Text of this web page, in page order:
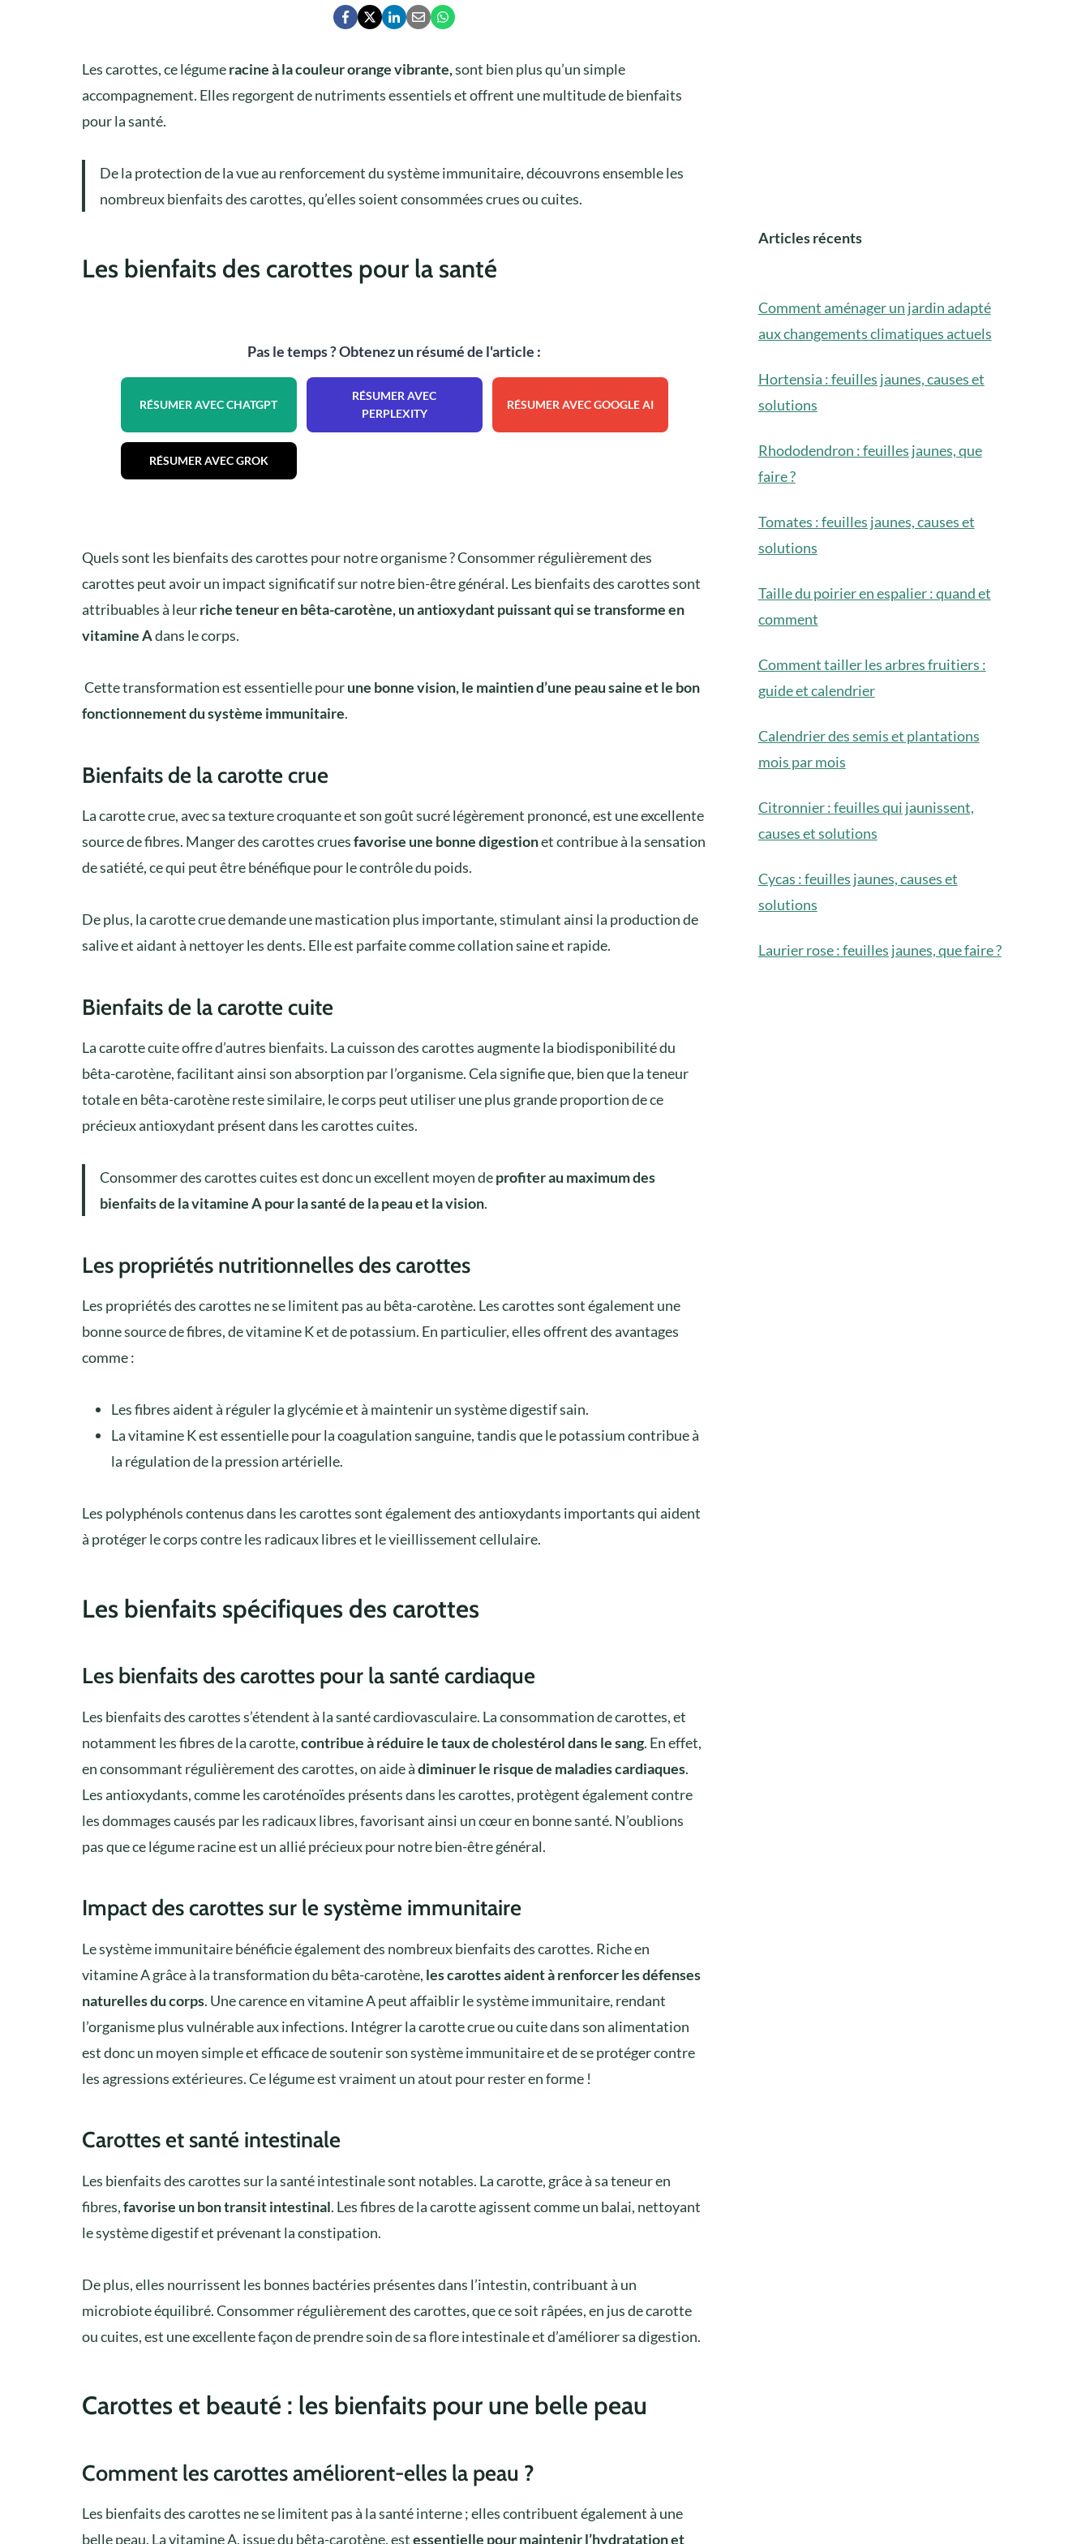
Les carottes, ce légumeracine à la couleur orange vibrante,sont bien plus qu’un simple
accompagnement. Elles regorgent de nutriments essentiels et offrent une multitude de bienfaits
pour la santé.
De la protection de la vue au renforcement du système immunitaire, découvrons ensemble les
nombreux bienfaits des carottes, qu’elles soient consommées crues ou cuites.
Les bienfaits des carottes pour la santé
Pas le temps ? Obtenez un résumé de l'article :
RÉSUMER AVEC CHATGPT
RÉSUMER AVEC
PERPLEXITY
RÉSUMER AVEC GOOGLE AI
RÉSUMER AVEC GROK
Quels sont les bienfaits des carottes pour notre organisme ? Consommer régulièrement des
carottes peut avoir un impact significatif sur notre bien-être général. Les bienfaits des carottes sont
attribuables à leurriche teneur en bêta-carotène, un antioxydant puissant qui se transforme en
vitamine Adans le corps.
Cette transformation est essentielle pourune bonne vision, le maintien d’une peau saine et le bon
fonctionnement du système immunitaire.
Bienfaits de la carotte crue
La carotte crue, avec sa texture croquante et son goût sucré légèrement prononcé, est une excellente
source de fibres. Manger des carottes cruesfavorise une bonne digestionet contribue à la sensation
de satiété, ce qui peut être bénéfique pour le contrôle du poids.
De plus, la carotte crue demande une mastication plus importante, stimulant ainsi la production de
salive et aidant à nettoyer les dents. Elle est parfaite comme collation saine et rapide.
Bienfaits de la carotte cuite
La carotte cuite offre d’autres bienfaits. La cuisson des carottes augmente la biodisponibilité du
bêta-carotène, facilitant ainsi son absorption par l’organisme. Cela signifie que, bien que la teneur
totale en bêta-carotène reste similaire, le corps peut utiliser une plus grande proportion de ce
précieux antioxydant présent dans les carottes cuites.
Consommer des carottes cuites est donc un excellent moyen deprofiter au maximum des
bienfaits de la vitamine A pour la santé de la peau et la vision.
Les propriétés nutritionnelles des carottes
Les propriétés des carottes ne se limitent pas au bêta-carotène. Les carottes sont également une
bonne source de fibres, de vitamine K et de potassium. En particulier, elles offrent des avantages
comme :
Les fibres aident à réguler la glycémie et à maintenir un système digestif sain.
La vitamine K est essentielle pour la coagulation sanguine, tandis que le potassium contribue à
la régulation de la pression artérielle.
Les polyphénols contenus dans les carottes sont également des antioxydants importants qui aident
à protéger le corps contre les radicaux libres et le vieillissement cellulaire.
Les bienfaits spécifiques des carottes
Les bienfaits des carottes pour la santé cardiaque
Les bienfaits des carottes s’étendent à la santé cardiovasculaire. La consommation de carottes, et
notamment les fibres de la carotte,contribue à réduire le taux de cholestérol dans le sang. En effet,
en consommant régulièrement des carottes, on aide àdiminuer le risque de maladies cardiaques.
Les antioxydants, comme les caroténoïdes présents dans les carottes, protègent également contre
les dommages causés par les radicaux libres, favorisant ainsi un cœur en bonne santé. N’oublions
pas que ce légume racine est un allié précieux pour notre bien-être général.
Impact des carottes sur le système immunitaire
Le système immunitaire bénéficie également des nombreux bienfaits des carottes. Riche en
vitamine A grâce à la transformation du bêta-carotène, les carottes aident à renforcer les défenses
naturelles du corps. Une carence en vitamine A peut affaiblir le système immunitaire, rendant
l’organisme plus vulnérable aux infections. Intégrer la carotte crue ou cuite dans son alimentation
est donc un moyen simple et efficace de soutenir son système immunitaire et de se protéger contre
les agressions extérieures. Ce légume est vraiment un atout pour rester en forme !
Carottes et santé intestinale
Les bienfaits des carottes sur la santé intestinale sont notables. La carotte, grâce à sa teneur en
fibres,favorise un bon transit intestinal. Les fibres de la carotte agissent comme un balai, nettoyant
le système digestif et prévenant la constipation.
De plus, elles nourrissent les bonnes bactéries présentes dans l’intestin, contribuant à un
microbiote équilibré. Consommer régulièrement des carottes, que ce soit râpées, en jus de carotte
ou cuites, est une excellente façon de prendre soin de sa flore intestinale et d’améliorer sa digestion.
Carottes et beauté : les bienfaits pour une belle peau
Comment les carottes améliorent-elles la peau ?
Les bienfaits des carottes ne se limitent pas à la santé interne ; elles contribuent également à une
belle peau. La vitamine A, issue du bêta-carotène, estessentielle pour maintenir l’hydratation et
Articles récents
Comment aménager un jardin adapté
aux changements climatiques actuels
Hortensia : feuilles jaunes, causes et
solutions
Rhododendron : feuilles jaunes, que
faire ?
Tomates : feuilles jaunes, causes et
solutions
Taille du poirier en espalier : quand et
comment
Comment tailler les arbres fruitiers :
guide et calendrier
Calendrier des semis et plantations
mois par mois
Citronnier : feuilles qui jaunissent,
causes et solutions
Cycas : feuilles jaunes, causes et
solutions
Laurier rose : feuilles jaunes, que faire ?